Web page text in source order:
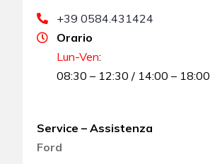
+39 0584.431424
Orario
Lun-Ven:
08:30 – 12:30 / 14:00 – 18:00
Service – Assistenza
Ford